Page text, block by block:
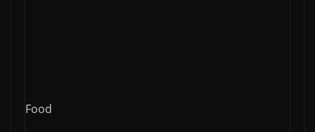
Food